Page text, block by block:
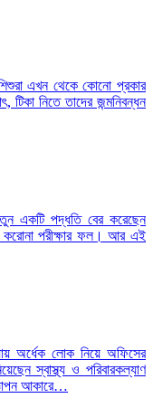
এখন থেকে কোনো প্রকার
টিকা নিতে তাদের জন্মনিবন্ধন
একটি পদ্ধতি বের করেছেন
করোনা পরীক্ষার ফল। আর এই
অর্ধেক লোক নিয়ে অফিসের
স্বাস্থ্য ও পরিবারকল্যাণ
আকারে…